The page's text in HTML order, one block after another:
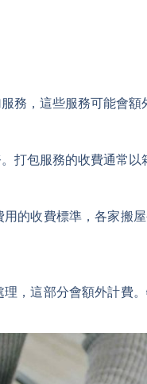
務，這些服務可能會額
打包服務的收費通常
的收費標準，各家搬
，這部分會額外計費